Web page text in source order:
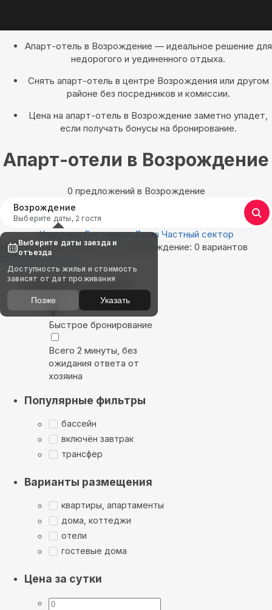
Апарт-отель в Возрождение — идеальное решение для
недорогого и уединенного отдыха.
Снять апарт-отель в центре Возрождения или другом
районе без посредников и комиссии.
Цена на апарт-отель в Возрождение заметно упадет,
если получать бонусы на бронирование.
Апарт-отели в Возрождение
0 предложений в Возрождение
Возрождение
Выберите даты, 2 гостя
Квартиры Гостиницы Дома Частный сектор
Найдём, где остановиться в Возрождение: 0 вариантов
Показать на карте
Выбирайте лучшее
Быстрое бронирование
Всего 2 минуты, без
ожидания ответа от
хозяина
Популярные фильтры
бассейн
включён завтрак
трансфер
Варианты размещения
квартиры, апартаменты
дома, коттеджи
отели
гостевые дома
Цена за сутки
Выберите даты заезда и
отъезда
Доступность жилья и стоимость
зависят от дат проживания
Позже Указать